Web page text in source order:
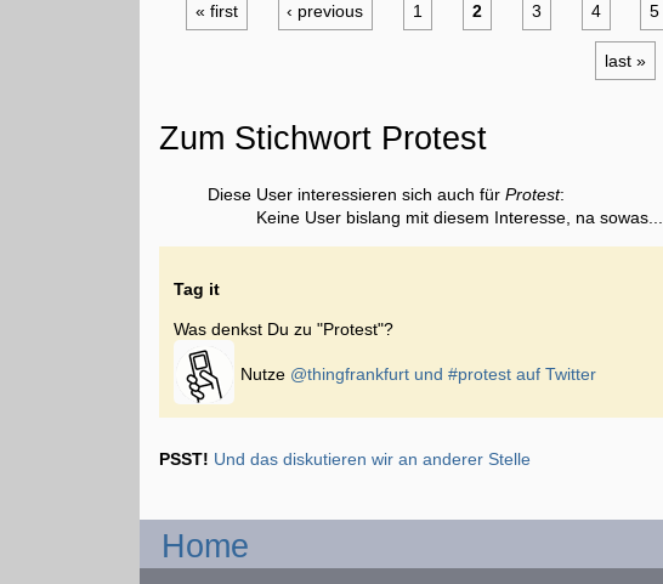
« first ‹ previous 1 2 3 4 5
last »
Zum Stichwort Protest
Diese User interessieren sich auch fürProtest:
Keine User bislang mit diesem Interesse, na sowas...
Tag it
Was denkst Du zu "Protest"?
Nutze @thingfrankfurt und#protest auf Twitter
PSST! Und das diskutieren wir an anderer Stelle
Home